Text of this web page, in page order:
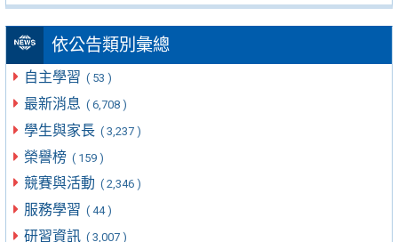
依公告類別彙總
自主學習 ( 53 )
最新消息 ( 6,708 )
學生與家長 ( 3,237 )
榮譽榜 ( 159 )
競賽與活動 ( 2,346 )
服務學習 ( 44 )
研習資訊 ( 3,007 )